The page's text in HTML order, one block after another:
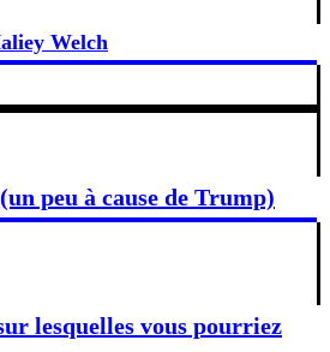
Welch
peu à cause de Trump)
lesquelles vous pourriez